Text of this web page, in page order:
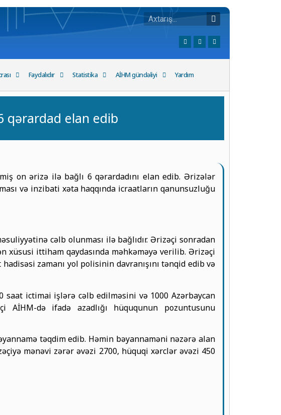
Faydalıdır Statistika AİHM gündəliyi Yardım
qərardad elan edib
on ərizə ilə bağlı 6 qərardadını elan edib. Ərizələr
və inzibati xəta haqqında icraatların qanunsuzluğu
cəlb olunması ilə bağlıdır. Ərizəçi sonradan
xüsusi ittiham qaydasında məhkəməyə verilib. Ərizəçi
zamanı yol polisinin davranışını tənqid edib və
ictimai işlərə cəlb edilməsini və 1000 Azərbaycan
AİHM-də ifadə azadlığı hüququnun pozuntusunu
təqdim edib. Həmin bəyannaməni nəzərə alan
mənəvi zərər əvəzi 2700, hüquqi xərclər əvəzi 450